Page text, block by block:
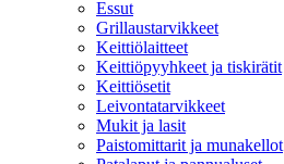
Essut
Grillaustarvikkeet
Keittiölaitteet
Keittiöpyyhkeet ja tiskirätit
Keittiösetit
Leivontatarvikkeet
Mukit ja lasit
Paistomittarit ja munakellot